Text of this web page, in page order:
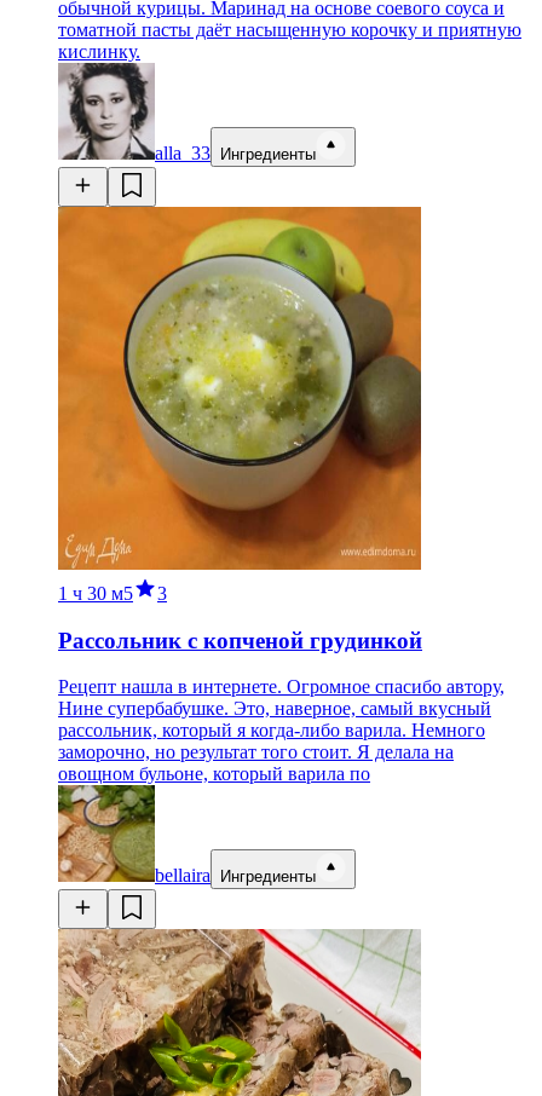
обычной курицы. Маринад на основе соевого соуса и
томатной пасты даёт насыщенную корочку и приятную
кислинку.
alla_33 Ингредиенты
1 ч 30 м5 3
Рассольник с копченой грудинкой
Рецепт нашла в интернете. Огромное спасибо автору,
Нине супербабушке. Это, наверное, самый вкусный
рассольник, который я когда-либо варила. Немного
заморочно, но результат того стоит. Я делала на
овощном бульоне, который варила по
bellaira Ингредиенты